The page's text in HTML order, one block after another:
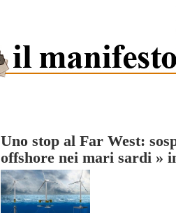
Uno stop al Far West:
offshore nei mari sardi »